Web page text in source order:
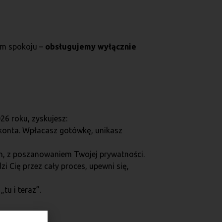
spokoju – obsługujemy wyłącznie
roku, zyskujesz:
Wpłacasz gotówkę, unikasz
z poszanowaniem Twojej prywatności.
Cię przez cały proces, upewni się,
i teraz”.